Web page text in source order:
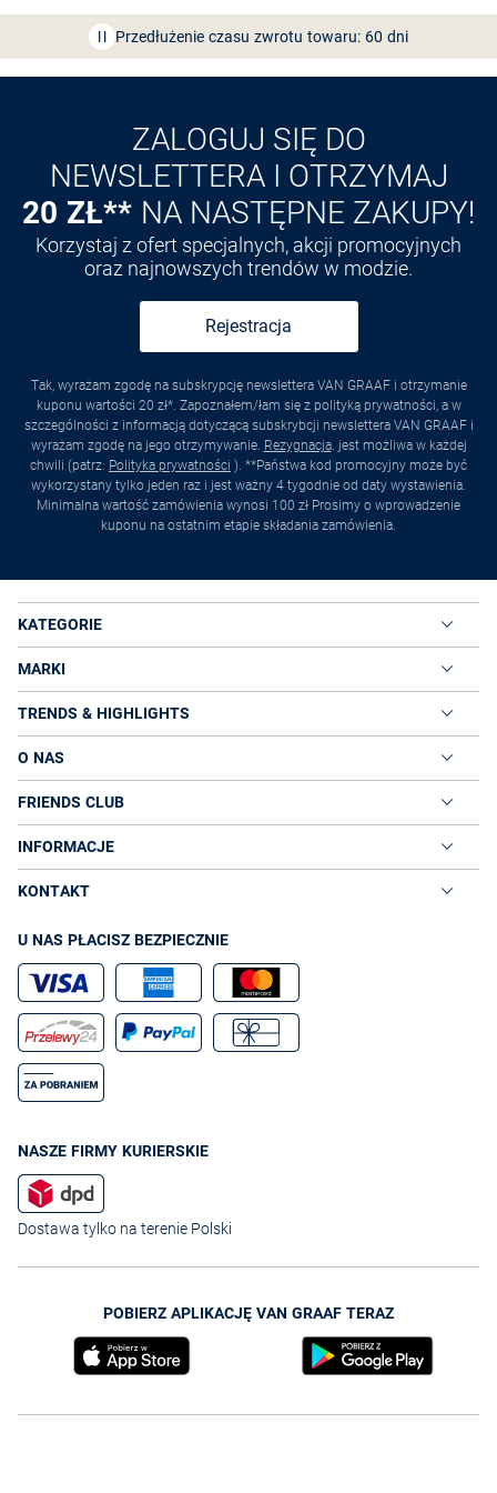
Przedłużenie czasu zwrotu towaru: 60 dni
Odkryj aplikację VANGRAAF
ZALOGUJ SIĘ DO
NEWSLETTERA I OTRZYMAJ
20 ZŁ** NA NASTĘPNE ZAKUPY!
Korzystaj z ofert specjalnych, akcji promocyjnych
oraz najnowszych trendów w modzie.
Rejestracja
Tak, wyrażam zgodę na subskrypcję newslettera VAN GRAAF i otrzymanie
kuponu wartości 20 zł*. Zapoznałem/łam się z polityką prywatności, a w
szczególności z informacją dotyczącą subskrybcji newslettera VAN GRAAF i
wyrażam zgodę na jego otrzymywanie. Rezygnacja. jest możliwa w każdej
chwili (patrz: Polityka prywatności ). **Państwa kod promocyjny może być
wykorzystany tylko jeden raz i jest ważny 4 tygodnie od daty wystawienia.
Minimalna wartość zamówienia wynosi 100 zł Prosimy o wprowadzenie
kuponu na ostatnim etapie składania zamówienia.
KATEGORIE
MARKI
TRENDS & HIGHLIGHTS
O NAS
FRIENDS CLUB
INFORMACJE
KONTAKT
U NAS PŁACISZ BEZPIECZNIE
NASZE FIRMY KURIERSKIE
Dostawa tylko na terenie Polski
POBIERZ APLIKACJĘ VAN GRAAF TERAZ